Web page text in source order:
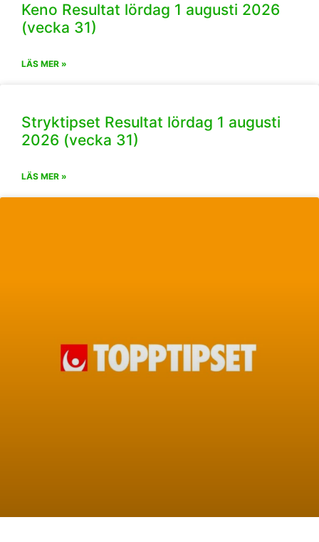
Keno Resultat lördag 1 augusti 2026
(vecka 31)
LÄS MER »
Stryktipset Resultat lördag 1 augusti
2026 (vecka 31)
LÄS MER »